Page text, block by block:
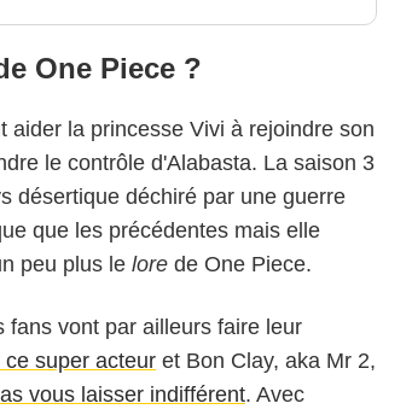
One Piece ?
aider la princesse Vivi à rejoindre son
le contrôle d'Alabasta. La saison 3
désertique déchiré par une guerre
que les précédentes mais elle
peu plus le lore de One Piece.
fans vont par ailleurs faire leur
super acteur et Bon Clay, aka Mr 2,
vous laisser indifférent. Avec